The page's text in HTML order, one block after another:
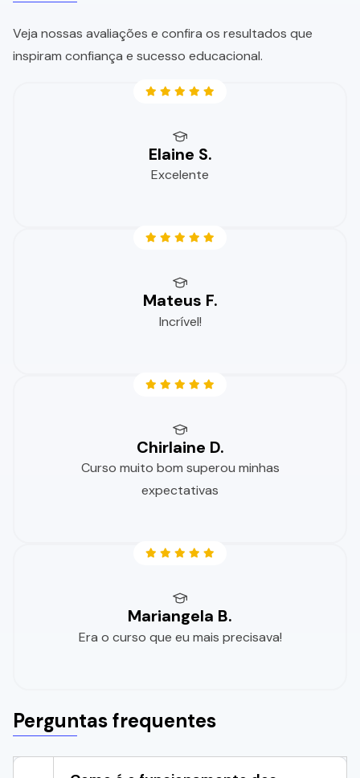
Veja nossas avaliações e confira os resultados que
inspiram confiança e sucesso educacional.
Elaine S.
Excelente
Mateus F.
Incrível!
Chirlaine D.
Curso muito bom superou minhas
expectativas
Mariangela B.
Era o curso que eu mais precisava!
Perguntas frequentes